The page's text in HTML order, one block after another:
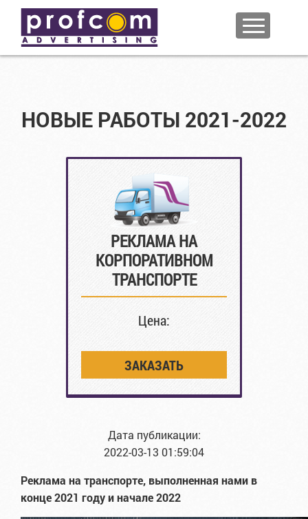
НОВЫЕ РАБОТЫ 2021-2022
РЕКЛАМА НА
КОРПОРАТИВНОМ
ТРАНСПОРТЕ
Цена:
ЗАКАЗАТЬ
Дата публикации:
2022-03-13 01:59:04
Реклама на транспорте, выполненная нами в
конце 2021 году и начале 2022